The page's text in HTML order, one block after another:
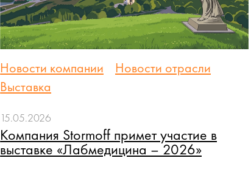
Новости компании
Новости отрасли
Выставка
15.05.2026
Компания Stormoff примет участие в
выставке «Лабмедицина – 2026»